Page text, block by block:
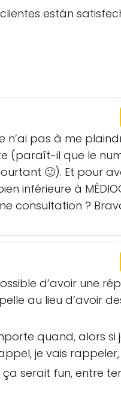
están
n’ai pas à me
(paraît-il que le
🙂). Et pour
inférieure à
consultation ?
d’avoir une
au lieu d’avoir
quand, alors si
je vais
serait fun, entre